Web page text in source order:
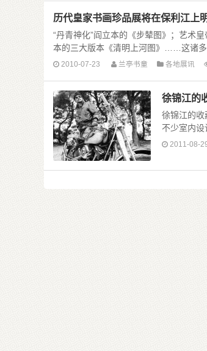
历代皇家书画珍品展将在保利江上
“丹青神化”阎立本的《步辇图》；艺术
本的三大版本《清明上河图》……这诸多
2010-07-23 兰亭书童 各地展讯
徐锦江的
徐锦江的收
不少室内
2011-08-